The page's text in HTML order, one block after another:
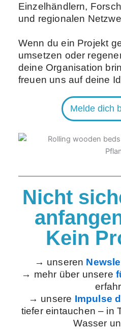
Einzelhändlern,
und regionalen
Wenn du ein Projekt
umsetzen oder
deine Organisation
freuen uns auf deine
Melde dich
Nicht
Kein
→ unseren
→ mehr über unsere
→ unsere Impulse
tiefer eintauchen – in
Wasser